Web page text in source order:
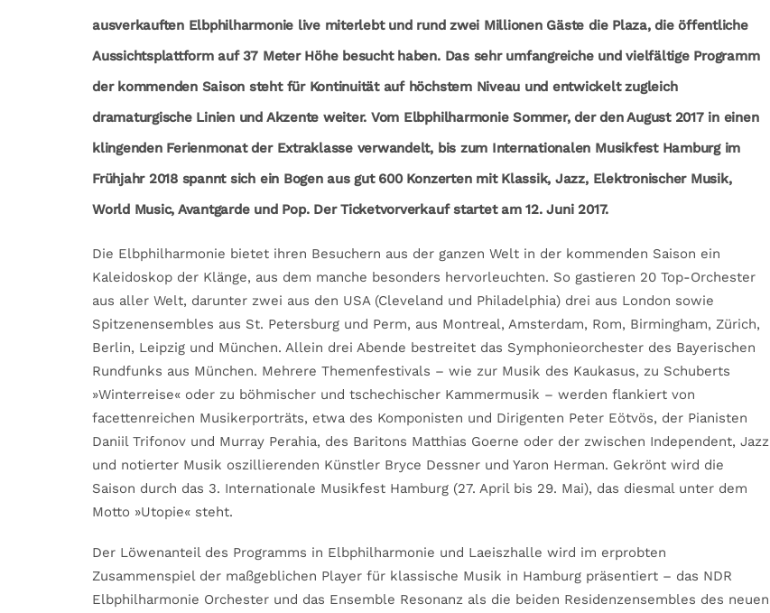
ausverkauften Elbphilharmonie live miterlebt und rund zwei Millionen Gäste die Plaza, die öffentliche
Aussichtsplattform auf 37 Meter Höhe besucht haben. Das sehr umfangreiche und vielfältige Programm
der kommenden Saison steht für Kontinuität auf höchstem Niveau und entwickelt zugleich
dramaturgische Linien und Akzente weiter. Vom Elbphilharmonie Sommer, der den August 2017 in einen
klingenden Ferienmonat der Extraklasse verwandelt, bis zum Internationalen Musikfest Hamburg im
Frühjahr 2018 spannt sich ein Bogen aus gut 600 Konzerten mit Klassik, Jazz, Elektronischer Musik,
World Music, Avantgarde und Pop. Der Ticketvorverkauf startet am 12. Juni 2017.
Die Elbphilharmonie bietet ihren Besuchern aus der ganzen Welt in der kommenden Saison ein
Kaleidoskop der Klänge, aus dem manche besonders hervorleuchten. So gastieren 20 Top-Orchester
aus aller Welt, darunter zwei aus den USA (Cleveland und Philadelphia) drei aus London sowie
Spitzenensembles aus St. Petersburg und Perm, aus Montreal, Amsterdam, Rom, Birmingham, Zürich,
Berlin, Leipzig und München. Allein drei Abende bestreitet das Symphonieorchester des Bayerischen
Rundfunks aus München. Mehrere Themenfestivals – wie zur Musik des Kaukasus, zu Schuberts
»Winterreise« oder zu böhmischer und tschechischer Kammermusik – werden flankiert von
facettenreichen Musikerporträts, etwa des Komponisten und Dirigenten Peter Eötvös, der Pianisten
Daniil Trifonov und Murray Perahia, des Baritons Matthias Goerne oder der zwischen Independent, Jazz
und notierter Musik oszillierenden Künstler Bryce Dessner und Yaron Herman. Gekrönt wird die
Saison durch das 3. Internationale Musikfest Hamburg (27. April bis 29. Mai), das diesmal unter dem
Motto »Utopie« steht.
Der Löwenanteil des Programms in Elbphilharmonie und Laeiszhalle wird im erprobten
Zusammenspiel der maßgeblichen Player für klassische Musik in Hamburg präsentiert – das NDR
Elbphilharmonie Orchester und das Ensemble Resonanz als die beiden Residenzensembles des neuen